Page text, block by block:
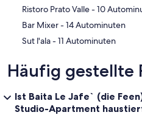
‪Ristoro Prato Valle - ‬10
‪Bar Mixer - ‬14 Autominuten
‪Sut l'ala - ‬11 Autominuten
Häufig gestellte
Ist Baita Le Jafe` (die
Studio-Apartment